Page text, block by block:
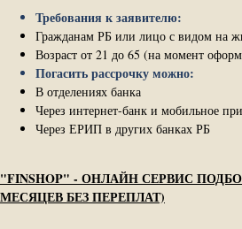
Требования к заявителю:
Гражданам РБ или лицо с видом на
Возраст от 21 до 65 (на момент
Погасить рассрочку можно:
В отделениях банка
Через интернет-банк и мобильное
Через ЕРИП в других банках РБ
"FINSHOP" - ОНЛАЙН СЕРВИС
МЕСЯЦЕВ БЕЗ ПЕРЕПЛАТ)